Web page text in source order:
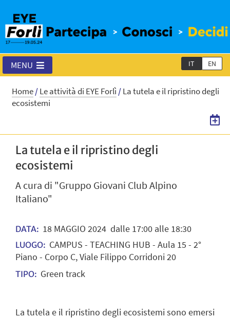
IT EN
MENU
Home/Le attività di EYE Forlì /La tutela e il ripristino degli
ecosistemi
La tutela e il ripristino degli
ecosistemi
A cura di "Gruppo Giovani Club Alpino
Italiano"
DATA: 18MAGGIO 2024dalle 17:00 alle 18:30
LUOGO: CAMPUS - TEACHING HUB - Aula 15 - 2°
Piano - Corpo C, Viale Filippo Corridoni 20
TIPO: Green track
La tutela e il ripristino degli ecosistemi sono emersi